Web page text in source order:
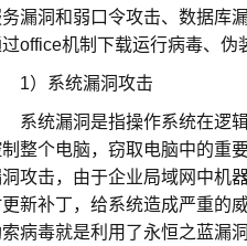
漏洞和弱口令攻击、数据库
office机制下载运行病毒、伪
）系统漏洞攻击
统漏洞是指操作系统在逻辑
整个电脑，窃取电脑中的重
洞攻击，由于企业局域网中机
更新补丁，给系统造成严重的
病毒就是利用了永恒之蓝漏